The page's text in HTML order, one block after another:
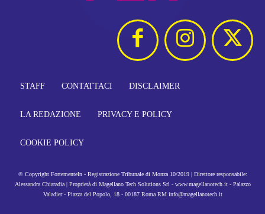
STAFF CONTATTACI DISCLAIMER
LA REDAZIONE PRIVACY E POLICY
COOKIE POLICY
© Copyright FortementeIn - Registrazione Tribunale di Monza 10/2019 | Direttore responsabile:
Alessandra Chiaradia | Proprietà di Magellano Tech Solutions Srl - www.magellanotech.it - Palazzo
Valadier - Piazza del Popolo, 18 - 00187 Roma RM info@magellanotech.it